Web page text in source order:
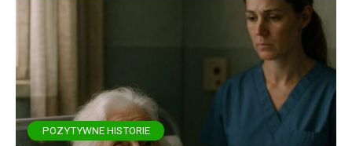
POZYTYWNE HISTORIE